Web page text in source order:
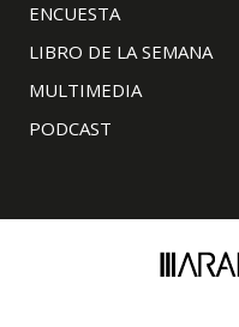
ENCUESTA
LIBRO DE LA SEMANA
MULTIMEDIA
PODCAST